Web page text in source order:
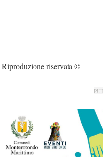
Riproduzione riservata ©